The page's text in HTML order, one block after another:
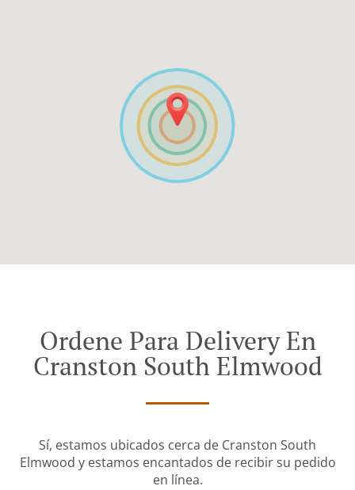
Ordene Para Delivery En
Cranston South Elmwood
Sí, estamos ubicados cerca de Cranston South
Elmwood y estamos encantados de recibir su pedido
en línea.